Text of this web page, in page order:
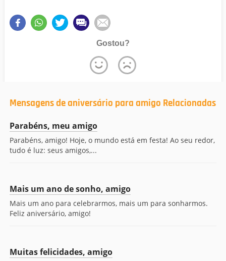
Gostou?
Mensagens de aniversário para amigo Relacionadas
Parabéns, meu amigo
Parabéns, amigo! Hoje, o mundo está em festa! Ao seu redor,
tudo é luz: seus amigos,...
Mais um ano de sonho, amigo
Mais um ano para celebrarmos, mais um para sonharmos.
Feliz aniversário, amigo!
Muitas felicidades, amigo